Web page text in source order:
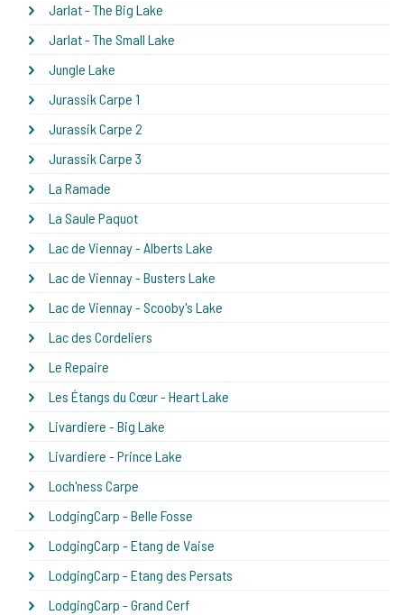
Jarlat - The Big Lake
Jarlat - The Small Lake
Jungle Lake
Jurassik Carpe 1
Jurassik Carpe 2
Jurassik Carpe 3
La Ramade
La Saule Paquot
Lac de Viennay - Alberts Lake
Lac de Viennay - Busters Lake
Lac de Viennay - Scooby's Lake
Lac des Cordeliers
Le Repaire
Les Étangs du Cœur - Heart Lake
Livardiere - Big Lake
Livardiere - Prince Lake
Loch'ness Carpe
LodgingCarp - Belle Fosse
LodgingCarp - Etang de Vaise
LodgingCarp - Etang des Persats
LodgingCarp - Grand Cerf